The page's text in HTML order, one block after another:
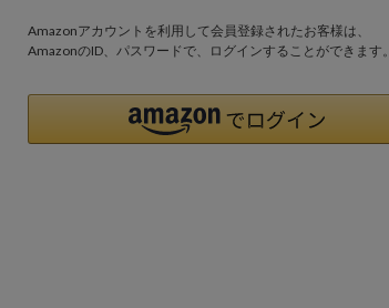
Amazonアカウントを利用して会員登録されたお客様は、
AmazonのID、パスワードで、ログインすることができます。